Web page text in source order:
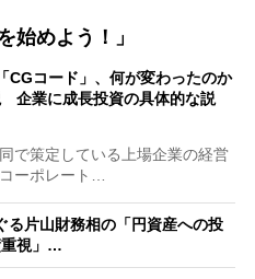
始めよう！」
CGコード」、何が変わったのか
企業に成長投資の具体的な説
で策定している上場企業の経営
ーポレート…
る片山財務相の「円資産への投
視」…